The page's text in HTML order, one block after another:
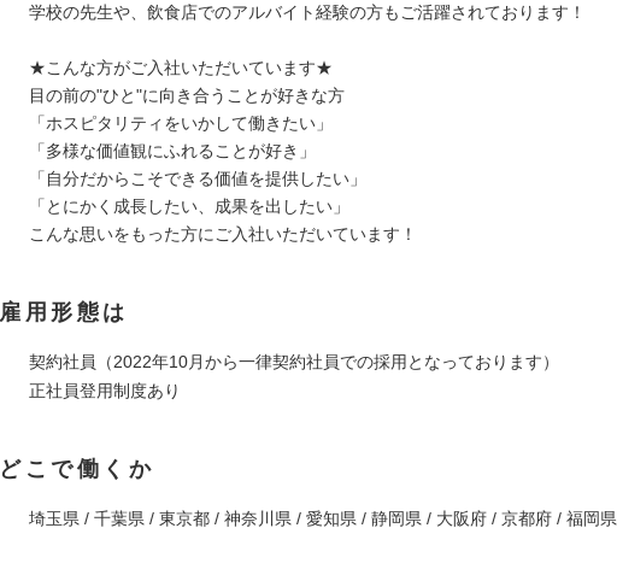
学校の先生や、飲食店でのアルバイト経験の方もご活躍されております！
★こんな方がご入社いただいています★
目の前の"ひと"に向き合うことが好きな方
「ホスピタリティをいかして働きたい」
「多様な価値観にふれることが好き」
「自分だからこそできる価値を提供したい」
「とにかく成長したい、成果を出したい」
こんな思いをもった方にご入社いただいています！
雇用形態は
契約社員（2022年10月から一律契約社員での採用となっております）
正社員登用制度あり
どこで働くか
埼玉県 / 千葉県 / 東京都 / 神奈川県 / 愛知県 / 静岡県 / 大阪府 / 京都府 / 福岡県